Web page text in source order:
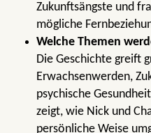
Zukunftsängste und
mögliche
Welche Themen
Die Geschichte greift
Erwachsenwerden,
psychische
zeigt, wie Nick und
persönliche Weise